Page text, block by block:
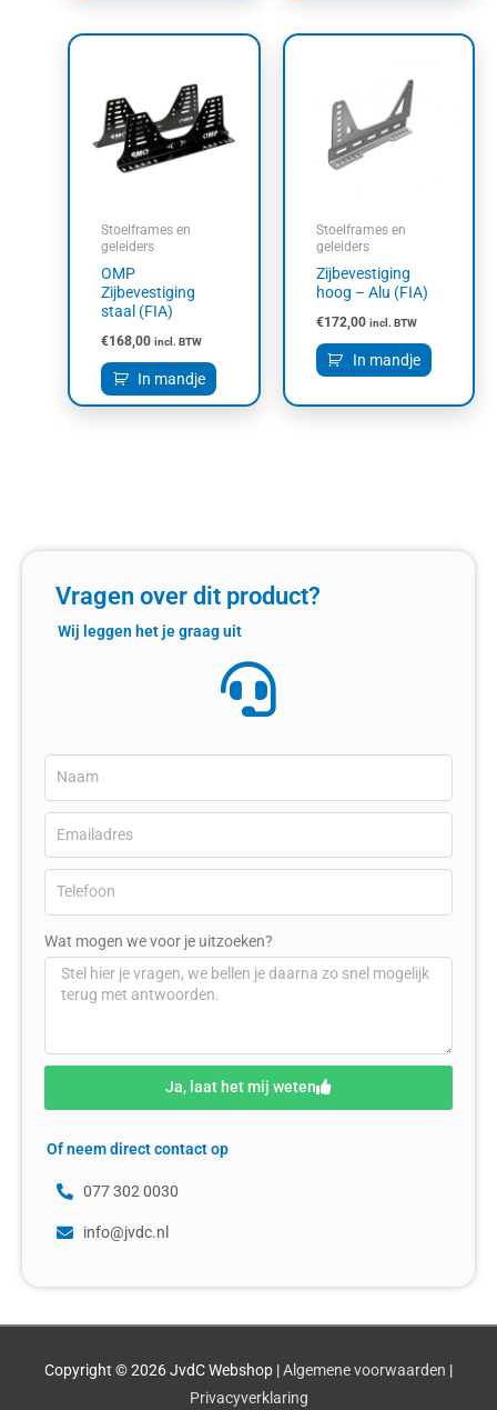
Stoelframes en
geleiders
OMP
Zijbevestiging
staal (FIA)
€168,00 incl. BTW
In mandje
Stoelframes en
geleiders
Zijbevestiging
hoog – Alu (FIA)
€172,00 incl. BTW
In mandje
Vragen over dit product?
Wij leggen het je graag uit
Wat mogen we voor je uitzoeken?
Ja, laat het mij weten
Of neem direct contact op
077 302 0030
info@jvdc.nl
Copyright © 2026JvdC Webshop |Algemene voorwaarden |
Privacyverklaring